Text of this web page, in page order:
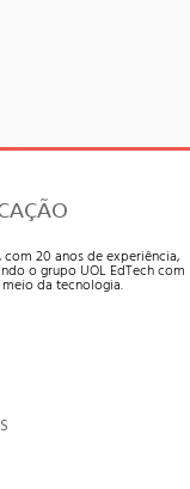
20 anos de experiência,
o grupo UOL EdTech com
da tecnologia.